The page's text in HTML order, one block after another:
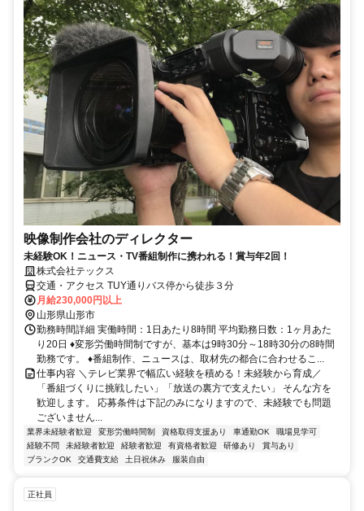
映像制作会社のディレクター
未経験OK！ニュース・TV番組制作に携われる！賞与年2回！
株式会社テックス
交通・アクセス TUY通りバス停から徒歩３分
月給230,000円以上
山形県山形市
勤務時間詳細 実働時間：1日あたり8時間 平均勤務日数：1ヶ月あた
り20日 ♦変形労働時間制ですが、基本は9時30分～18時30分の8時間
勤務です。 ♦番組制作、ニュースは、取材先の都合に合わせるこ...
仕事内容 ＼テレビ業界で幅広い経験を積める！未経験から育成／
「番組づくりに挑戦したい」「放送の裏方で支えたい」 そんな方を
歓迎します。 応募条件は下記のみになりますので、未経験でも問題
ございません...
業界未経験者歓迎 変形労働時間制 資格取得支援あり 車通勤OK
職場見学可
経験不問
未経験者歓迎 経験者歓迎 有資格者歓迎 研修あり
賞与あり
ブランクOK
交通費支給 土日祝休み 服装自由
正社員